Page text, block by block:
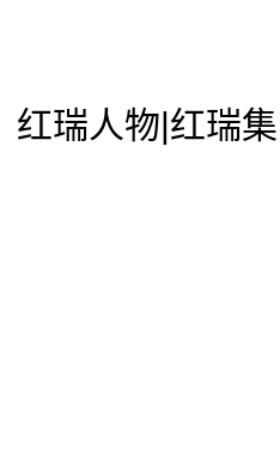
红瑞人物|红瑞